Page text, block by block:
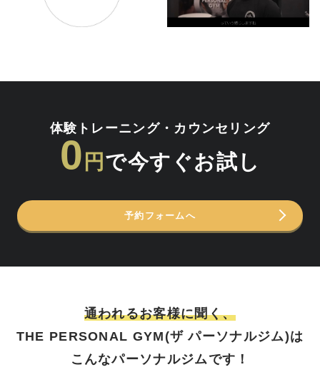
体験トレーニング・カウンセリング
0 円 で今すぐお試し
予約フォームへ
通われるお客様に聞く、
THE PERSONAL GYM(ザ パーソナルジム)は
こんなパーソナルジムです！